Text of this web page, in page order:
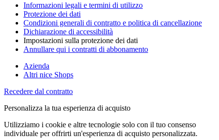
Informazioni legali e termini di utilizzo
Protezione dei dati
Condizioni generali di contratto e politica di cancellazione
Dichiarazione di accessibilità
Impostazioni sulla protezione dei dati
Annullare qui i contratti di abbonamento
Azienda
Altri nice Shops
Recedere dal contratto
Personalizza la tua esperienza di acquisto
Utilizziamo i cookie e altre tecnologie solo con il tuo consenso
individuale per offrirti un'esperienza di acquisto personalizzata.